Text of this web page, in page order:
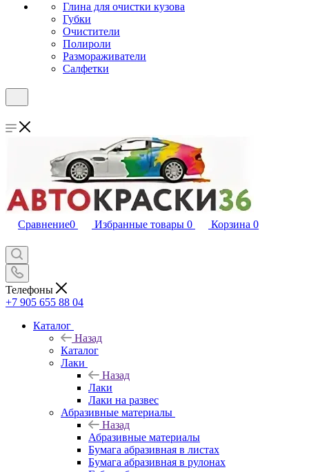
Глина для очистки кузова
Губки
Очистители
Полироли
Размораживатели
Салфетки
Сравнение0 Избранные товары 0 Корзина 0
Телефоны
+7 905 655 88 04
Каталог
Назад
Каталог
Лаки
Назад
Лаки
Лаки на развес
Абразивные материалы
Назад
Абразивные материалы
Бумага абразивная в листах
Бумага абразивная в рулонах